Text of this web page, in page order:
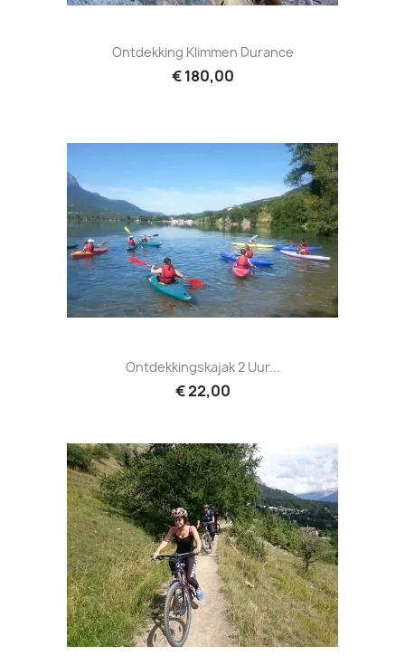
Ontdekking Klimmen Durance
€ 180,00
Ontdekkingskajak 2 Uur...
€ 22,00